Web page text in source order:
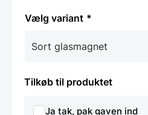
variant
Tilkøb til produktet
Ja tak, pak gaven ind